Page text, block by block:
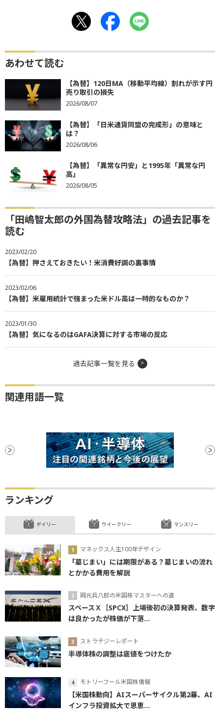
あわせて読む
【為替】120日MA（移動平均線）割れが示す円
売り取引の損失
2026/08/07
【為替】「日米通貨同盟の完成形」の意味と
は？
2026/08/06
【為替】「異常な円安」と1995年「異常な円
高」
2026/08/05
「田嶋智太郎の外国為替攻略法」の過去記事を
読む
2023/02/20
【為替】押さえておきたい！米消費好調の裏事情
2023/02/06
【為替】米雇用統計で強まった米ドル高は一時的なものか？
2023/01/30
【為替】気になるのはGAFA決算に対する市場の反応
過去記事一覧を見る
関連用語一覧
ランキング
デイリー
マネックス人生100年デザイン
「墓じまい」には期限がある？墓じまいの流れ
とかかる費用を解説
岡元兵八郎の米国株マスターへの道
スペースＸ［SPCX］上場後初の決算発表、数字
は良かったが株価が下落...
ストラテジーレポート
半導体株の調整は底値をつけたか
モトリーフール米国株情報
【米国株動向】AIスーパーサイクル第2幕、AI
インフラ投資拡大で恩恵...
ウイークリー マンスリー